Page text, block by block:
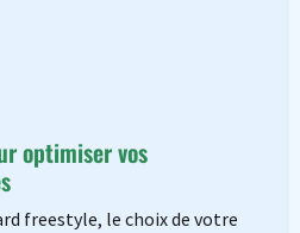
optimiser vos
freestyle, le choix de votre